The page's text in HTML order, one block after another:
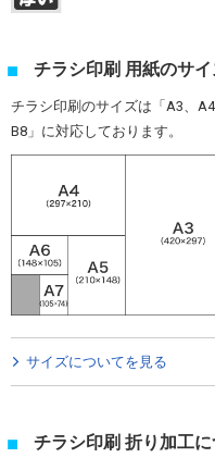
チラシ印刷 用紙のサ
チラシ印刷のサイズは「A3、
B8」に対応しております。
サイズについてを見る
チラシ印刷 折り加工